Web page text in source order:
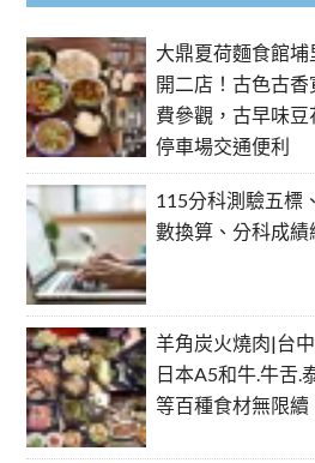
大鼎夏荷麵食館
開二店！古色古
費參觀，古早味
停車場交通便利
115分科測驗五標
數換算、分科成績
羊角炭火燒肉|台
日本A5和牛.牛舌.
等百種食材無限續